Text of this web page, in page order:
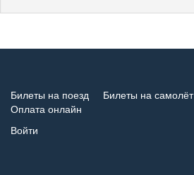
Билеты на поезд
Билеты на самолёт
Оплата онлайн
Войти